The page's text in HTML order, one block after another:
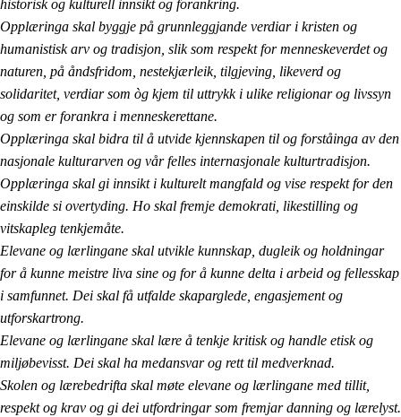
historisk og kulturell innsikt og forankring.
Opplæringa skal byggje på grunnleggjande verdiar i kristen og
humanistisk arv og tradisjon, slik som respekt for menneskeverdet og
naturen, på åndsfridom, nestekjærleik, tilgjeving, likeverd og
solidaritet, verdiar som òg kjem til uttrykk i ulike religionar og livssyn
og som er forankra i menneskerettane.
Opplæringa skal bidra til å utvide kjennskapen til og forståinga av den
nasjonale kulturarven og vår felles internasjonale kulturtradisjon.
Opplæringa skal gi innsikt i kulturelt mangfald og vise respekt for den
einskilde si overtyding. Ho skal fremje demokrati, likestilling og
vitskapleg tenkjemåte.
Elevane og lærlingane skal utvikle kunnskap, dugleik og holdningar
for å kunne meistre liva sine og for å kunne delta i arbeid og fellesskap
i samfunnet. Dei skal få utfalde skaparglede, engasjement og
utforskartrong.
Elevane og lærlingane skal lære å tenkje kritisk og handle etisk og
miljøbevisst. Dei skal ha medansvar og rett til medverknad.
Skolen og lærebedrifta skal møte elevane og lærlingane med tillit,
respekt og krav og gi dei utfordringar som fremjar danning og lærelyst.